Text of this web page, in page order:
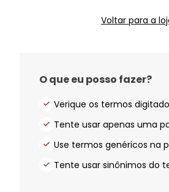
Voltar para a
O que eu posso fazer?
Verique os termos
Tente usar apenas uma
Use termos genéricos na
Tente usar sinônimos do